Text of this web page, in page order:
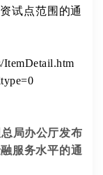
试点范围的通
ItemDetail.htm
局办公厅发布
服务水平的通